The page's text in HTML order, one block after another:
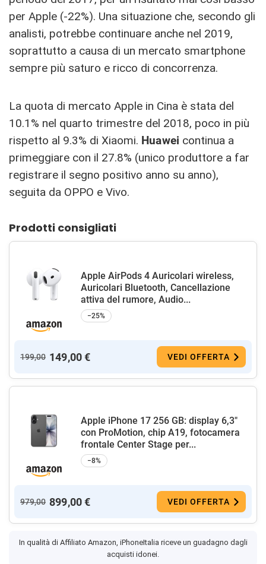
per Apple (-22%). Una situazione che, secondo gli
analisti, potrebbe continuare anche nel 2019,
soprattutto a causa di un mercato smartphone
sempre più saturo e ricco di concorrenza.
La quota di mercato Apple in Cina è stata del
10.1% nel quarto trimestre del 2018, poco in più
rispetto al 9.3% di Xiaomi. Huawei continua a
primeggiare con il 27.8% (unico produttore a far
registrare il segno positivo anno su anno),
seguita da OPPO e Vivo.
Prodotti consigliati
Apple AirPods 4 Auricolari wireless,
Auricolari Bluetooth, Cancellazione
attiva del rumore, Audio...
−25%
199,00 149,00 € VEDI OFFERTA
Apple iPhone 17 256 GB: display 6,3"
con ProMotion, chip A19, fotocamera
frontale Center Stage per...
−8%
979,00 899,00 € VEDI OFFERTA
In qualità di Affiliato Amazon, iPhoneItalia riceve un guadagno dagli
acquisti idonei.